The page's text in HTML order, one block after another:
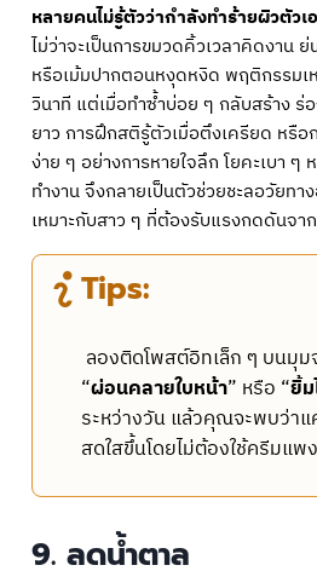
หลายคนไม่รู้ตัวว่ากำลังทำร้ายผิวตัว
ไม่ว่าจะเป็นการขมวดคิ้วเวลาคิดงาน
หรือเม้มปากตอนหงุดหงิด พฤติกรรมเ
วินาที แต่เมื่อทำซ้ำบ่อย ๆ กลับสร้าง ร่
ยาว การฝึกสติรู้ตัวเมื่อตึงเครียด หรือ
ง่าย ๆ อย่างการหายใจลึก โยคะเบา ๆ
ทำงาน จึงกลายเป็นตัวช่วยชะลอวัยท
เหมาะกับสาว ๆ ที่ต้องรับแรงกดดันจ
Tips:
ลองติดโพสต์อิทเล็ก ๆ บนมุ
“ผ่อนคลายใบหน้า” หรือ “ยิ้ม
ระหว่างวัน แล้วคุณจะพบว่า
สดใสขึ้นโดยไม่ต้องใช้ครีมแพ
9. ลดน้ำตาล